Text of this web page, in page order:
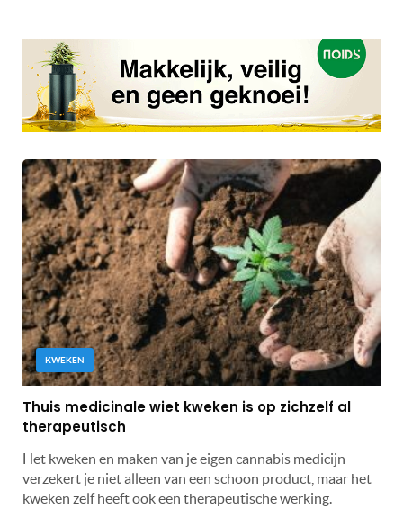
KWEKEN
Thuis medicinale wiet kweken is op zichzelf al
therapeutisch
Het kweken en maken van je eigen cannabis medicijn
verzekert je niet alleen van een schoon product, maar het
kweken zelf heeft ook een therapeutische werking.